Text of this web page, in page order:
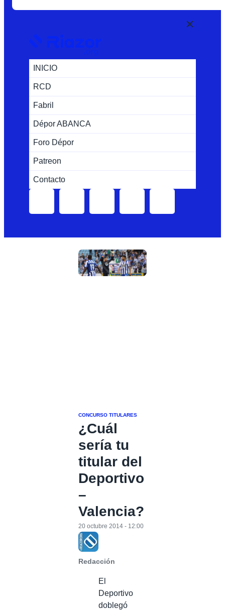
INICIO
RCD
Fabril
Dépor ABANCA
Foro Dépor
Patreon
Contacto
CONCURSO TITULARES
¿Cuál
sería tu
titular del
Deportivo
–
Valencia?
Redacción
20 octubre 2014 - 12:00
El
Deportivo
doblegó